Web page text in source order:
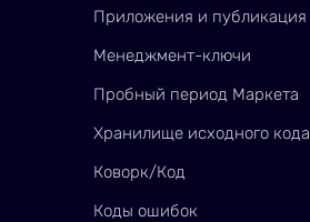
Приложения и публикация
Менеджмент-ключи
Пробный период Маркета
Хранилище исходного кода
Коворк/Код
Коды ошибок